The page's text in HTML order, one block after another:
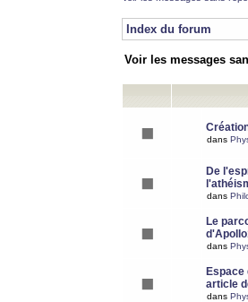
Index du forum
Voir les messages
dans
De
dans
Le
dans
Espace
article
dans